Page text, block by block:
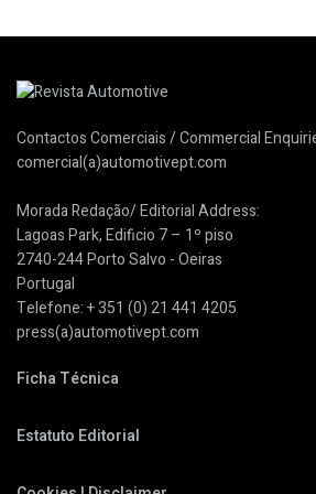
Contactos Comerciais / Commercial
comercial(a)automotivept.com
Morada Redação/ Editorial Address:
Lagoas Park, Edificio 7 – 1º piso
2740-244 Porto Salvo - Oeiras
Portugal
Telefone: + 351 (0) 21 441 4205
press(a)automotivept.com
Ficha Técnica
Estatuto Editorial